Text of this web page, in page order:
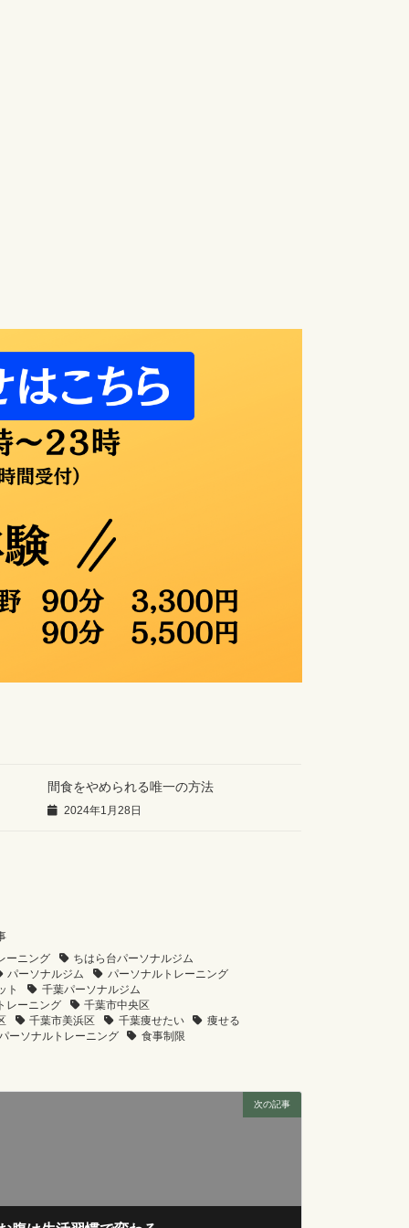
間食をやめられる唯一の方法
2024年1月28日
ーニング
ちはら台パーソナルジム
パーソナルジム
パーソナルトレーニング
ト
千葉パーソナルジム
レーニング
千葉市中央区
千葉市美浜区 千葉痩せたい
痩せる
ーソナルトレーニング
食事制限
次の記事